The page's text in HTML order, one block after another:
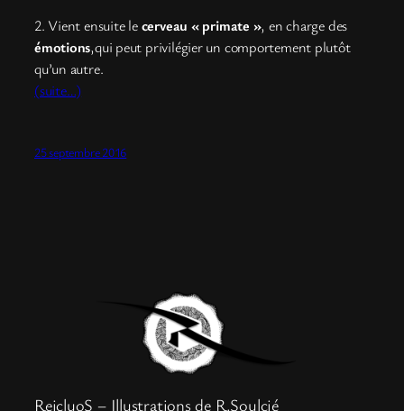
2. Vient ensuite lecerveau « primate », en charge des
émotions,qui peut privilégier un comportement plutôt
qu’un autre.
(suite…)
25 septembre 2016
ReicluoS – Illustrations de R.Soulcié